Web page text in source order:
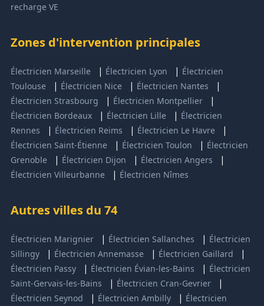
recharge VE
Zones d'intervention principales
Électricien Marseille | Électricien Lyon | Électricien
Toulouse
| Électricien Nice | Électricien Nantes |
Électricien Strasbourg | Électricien Montpellier |
Électricien Bordeaux | Électricien Lille | Électricien
Rennes
| Électricien Reims | Électricien Le Havre |
Électricien Saint-Étienne | Électricien Toulon | Électricien
Grenoble
| Électricien Dijon | Électricien Angers |
Électricien Villeurbanne | Électricien Nîmes
Autres villes du 74
Électricien Marignier | Électricien Sallanches | Électricien
Sillingy
| Électricien Annemasse | Électricien Gaillard |
Électricien Passy | Électricien Évian-les-Bains | Électricien
Saint-Gervais-les-Bains
| Électricien Cran-Gevrier |
Électricien Seynod | Électricien Ambilly | Électricien